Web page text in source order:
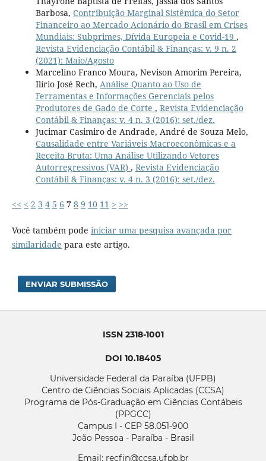
Barbosa, Contribuição Marginal Sistêmica do Setor
Financeiro ao Mercado Acionário do Brasil em Crises
Mundiais: Subprimes, Dívida Europeia e Covid-19 ,
Revista Evidenciação Contábil & Finanças: v. 9 n. 2
(2021): Maio/Agosto
Marcelino Franco Moura, Nevison Amorim Pereira,
Ilírio José Rech, Análise Quanto ao Uso de
Ferramentas e Informações Gerenciais pelos
Produtores de Gado de Corte , Revista Evidenciação
Contábil & Finanças: v. 4 n. 3 (2016): set./dez.
Jucimar Casimiro de Andrade, André de Souza Melo,
Causalidade entre Variáveis Macroeconômicas e a
Receita Bruta: Uma Análise Utilizando Vetores
Autorregressivos (VAR) , Revista Evidenciação
Contábil & Finanças: v. 4 n. 3 (2016): set./dez.
<< < 2 3 4 5 6 7 8 9 10 11 > >>
Você também pode iniciar uma pesquisa avançada por
similaridade para este artigo.
ENVIAR SUBMISSÃO
ISSN 2318-1001
DOI 10.18405
Universidade Federal da Paraíba (UFPB)
Centro de Ciências Sociais Aplicadas (CCSA)
Programa de Pós-Graduação em Ciências Contábeis
(PPGCC)
Campus I - CEP 58.051-900
João Pessoa - Paraíba - Brasil
Email: recfin@ccsa.ufpb.br